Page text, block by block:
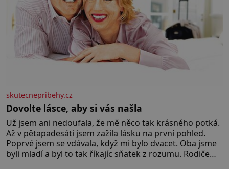
skutecnepribehy.cz
Dovolte lásce, aby si vás našla
Už jsem ani nedoufala, že mě něco tak krásného potká.
Až v pětapadesáti jsem zažila lásku na první pohled.
Poprvé jsem se vdávala, když mi bylo dvacet. Oba jsme
byli mladí a byl to tak říkajíc sňatek z rozumu. Rodiče